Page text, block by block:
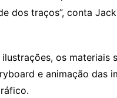
dos traços”, conta
os materiais
e animação das